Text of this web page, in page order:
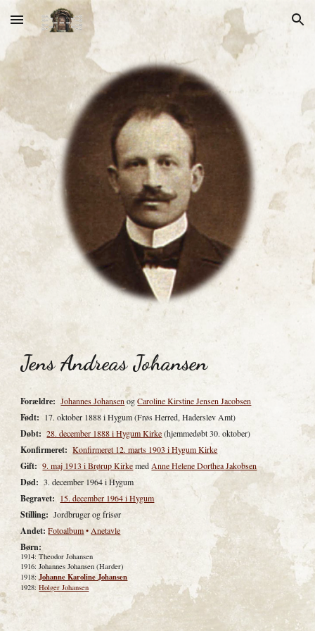
Skip to main content Skip to navigation
Jens Andreas Johansen
Forældre:Johannes Johansen ogCaroline Kirstine Jensen Jacobsen
Født: 17. oktober 1888 i Hygum(Frøs Herred, Haderslev Amt)
Døbt:28. december 1888 i Hygum Kirke(hjemmedøbt 30. oktober)
Konfirmeret:Konfirmeret 12. marts 1903 i Hygum Kirke
Gift:9. maj 1913 i Brørup Kirkemed Anne Helene Dorthea Jakobsen
Død:3. december 1964 i Hygum
Begravet: 15. december 1964 i Hygum
Stilling:Jordbruger og frisør
Andet: Fotoalbum• Anetavle
Børn:
1914:Theodor Johansen
1916: Johannes Johansen (Harder)
1918:Johanne Karoline Johansen
1928:Holger Johansen